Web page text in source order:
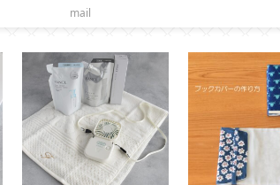
mail